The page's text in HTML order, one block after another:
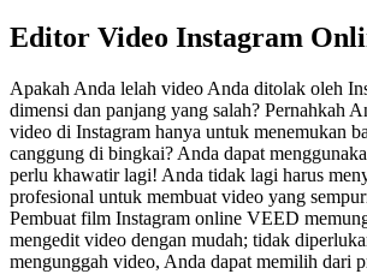
Editor Video Instagram
Apakah Anda lelah video Anda ditolak oleh
dimensi dan panjang yang salah? Pernahkah
video di Instagram hanya untuk menemukan
canggung di bingkai? Anda dapat
perlu khawatir lagi! Anda tidak lagi harus
profesional untuk membuat video yang
Pembuat film Instagram online VEED
mengedit video dengan mudah; tidak
mengunggah video, Anda dapat memilih dari